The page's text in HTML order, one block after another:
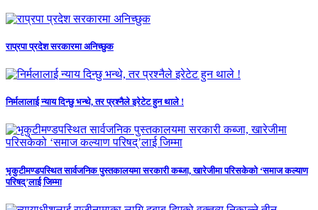
राप्रपा प्रदेश सरकारमा अनिच्छुक
निर्मलालाई न्याय दिन्छु भन्थे, तर प्रश्नैले इरेटेट हुन थाले !
भृकुटीमण्डपस्थित सार्वजनिक पुस्तकालयमा सरकारी कब्जा, खारेजीमा परिसकेको ‘समाज कल्याण
परिषद्’लाई जिम्मा